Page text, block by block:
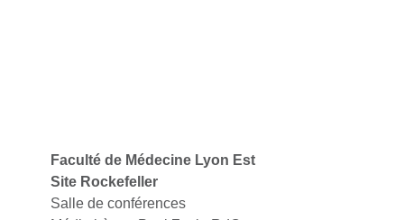
Faculté de Médecine Lyon Est
Site Rockefeller
Salle de conférences